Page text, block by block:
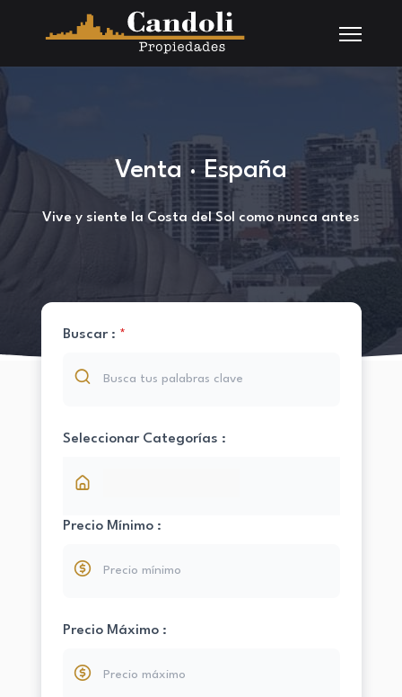
Venta · España
Vive y siente la Costa del Sol como nunca antes
Buscar : *
Seleccionar Categorías :
Precio Mínimo :
Precio Máximo :